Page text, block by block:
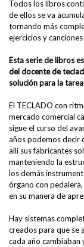
Todos los libros
de ellos se va
tornando más
ejercicios y
Esta serie de libros
del docente de
solución para la
El TECLADO con
mercado comercial
sigue el curso del
años podemos decir
allí sus fabricantes
manteniendo la
los demás
órgano con
en su manera de
Hay sistemas
creados para que se
cada año cambiaban